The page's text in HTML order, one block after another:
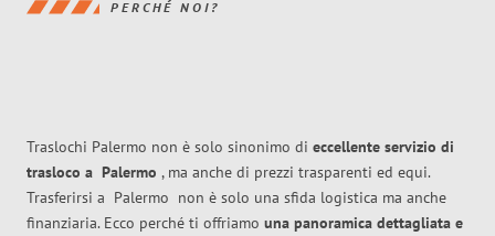
PERCHÉ NOI?
Traslochi Palermo non è solo sinonimo di eccellente servizio di
trasloco a Palermo , ma anche di prezzi trasparenti ed equi.
Trasferirsi a Palermo non è solo una sfida logistica ma anche
finanziaria. Ecco perché ti offriamo una panoramica dettagliata e